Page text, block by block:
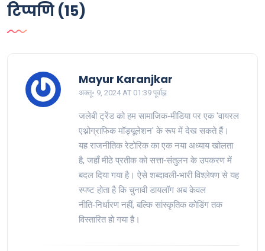
टिप्पणि (15)
Mayur Karanjkar
अक्तू॰ 9, 2024 AT 01:39 पूर्वाह्न
जलेबी ट्रेंड को हम सामाजिक‑मीडिया पर एक 'वायरल
एथ्नोग्राफिक मॉड्यूलेशन' के रूप में देख सकते हैं।
यह राजनीतिक रेटोरिक का एक नया अध्याय खोलता
है, जहाँ मीठे प्रतीक को सत्ता‑संतुलन के उपकरण में
बदल दिया गया है। ऐसे शब्दावली‑भारी विश्लेषण से यह
स्पष्ट होता है कि चुनावी डायलॉग अब केवल
नीति‑निर्धारण नहीं, बल्कि सांस्कृतिक कोडिंग तक
विस्तारित हो गया है।